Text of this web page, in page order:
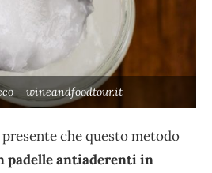
– wineandfoodtour.it
che questo metodo
padelle antiaderenti in